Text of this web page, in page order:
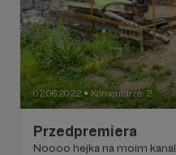
02.06.2022 ● Komentarze: 2
Przedpremiera
Noooo hejka na moim